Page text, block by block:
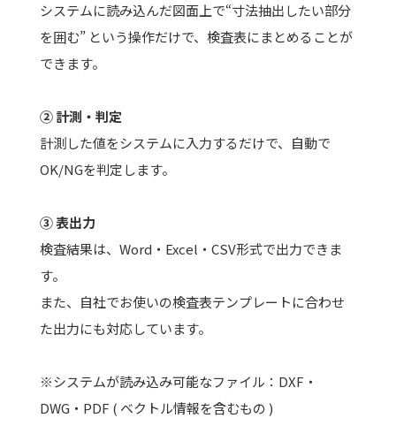
システムに読み込んだ図面上で“寸法抽出したい部分
を囲む” という操作だけで、検査表にまとめることが
できます。
② 計測・判定
計測した値をシステムに入力するだけで、自動で
OK/NGを判定します。
③ 表出力
検査結果は、Word・Excel・CSV形式で出力できま
す。
また、自社でお使いの検査表テンプレートに合わせ
た出力にも対応しています。
※システムが読み込み可能なファイル：DXF・
DWG・PDF ( ベクトル情報を含むもの )